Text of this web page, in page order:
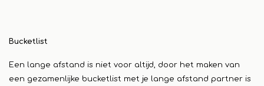
Bucketlist
Een lange afstand is niet voor altijd, door het maken van
een gezamenlijke bucketlist met je lange afstand partner is